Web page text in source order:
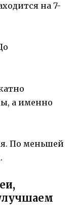
на 7-
а именно
По меньшей